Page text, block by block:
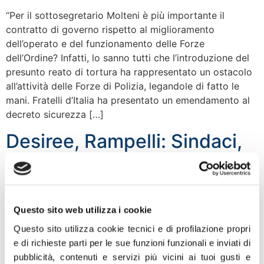
Questo sito web utilizza i cookie
Questo sito utilizza cookie tecnici e di profilazione propri
e di richieste parti per le sue funzioni funzionali e inviati di
pubblicità, contenuti e servizi più vicini ai tuoi gusti e
“Per il sottosegretario Molteni è più importante il
contratto di governo rispetto al miglioramento
dell’operato e del funzionamento delle Forze
dell’Ordine? Infatti, lo sanno tutti che l’introduzione del
presunto reato di tortura ha rappresentato un ostacolo
all’attività delle Forze di Polizia, legandole di fatto le
mani. Fratelli d’Italia ha presentato un emendamento al
decreto sicurezza […]
Desiree, Rampelli: Sindaci,
Prefetti e Questori adottano
per circoscrivere zona
delinquenti
“La questione di Desirée è seria, nessuna